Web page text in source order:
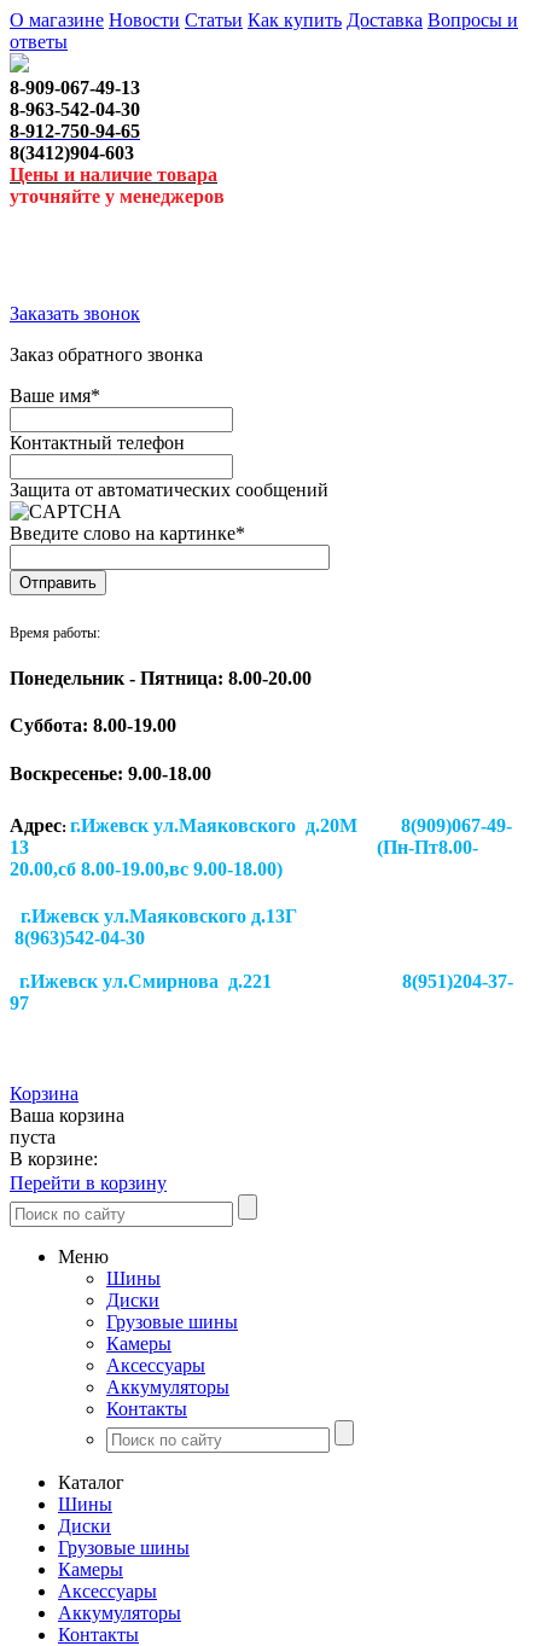
О магазине Новости Статьи Как купить Доставка Вопросы и
ответы
8-909-067-49-13
8-963-542-04-30
8-912-750-94-65
8(3412)904-603
Цены и наличие товара
уточняйте у менеджеров
Заказать звонок
Заказ обратного звонка
Ваше имя*
Контактный телефон
Защита от автоматических сообщений
Введите слово на картинке*
Время работы:
Понедельник - Пятница: 8.00-20.00
Суббота: 8.00-19.00
Воскресенье: 9.00-18.00
Адрес: г.Ижевск ул.Маяковского д.20М 8(909)067-49-
13 (Пн-Пт8.00-
20.00,сб 8.00-19.00,вс 9.00-18.00)
г.Ижевск ул.Маяковского д.13Г
8(963)542-04-30
г.Ижевск ул.Смирнова д.221
8(951)204-37-
97
Корзина
Ваша корзина
пуста
В корзине:
Перейти в корзину
Меню
Шины
Диски
Грузовые шины
Камеры
Аксессуары
Аккумуляторы
Контакты
Каталог
Шины
Диски
Грузовые шины
Камеры
Аксессуары
Аккумуляторы
Контакты